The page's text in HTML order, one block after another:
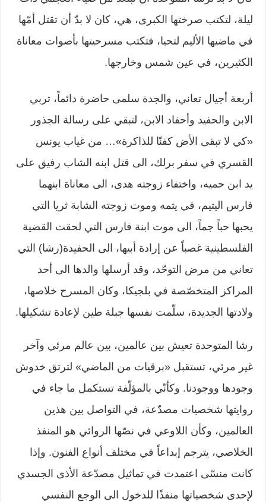
ليلة، لتكتب صرختها الكبرى، هي، كان لا بدّ أن تقتل أمّها
في ماضيها الأليم لتحيا، فتكتب مسرحيتها بأصوات معاناة
الكثيرين، في عين شمس وخارجها.
أربعة أجيال تعاني، والجدة سلمى حاضرة دائماً، تربي
الابن والحفيد وأحفاد الابن، لتبقي على رسالة الجذور
«كي لا تبقى الأض كفنًا للذاكرة»… من غياب يونس
القسري في سفر برلك، الى قتل ابنه الشاب رفيق على
يد ابن حميه، واختفاء زوجته هدى، الى معاناة ابنهما
فارس اليتيم، في يتمه وموت زوجته الشابة ثريا التي
يحبها حباً جماً، الى موت ابنة فارس التي لحقت القضية
الفلسطينية غصباً عن إرادة أبيها، الى الحفيدة(رشا) التي
تعاني من مرض التوحّد، وقد أرسلها والدها الى أحد
المراكز المتخصّصة في بلجيكا، وكان المسرح خلاصها،
ولادتها الجديدة، سلّمت نفسها جبلة طين لإعادة تشكيلها.
رشا المتوحدة تعيش بين عالمين، بين عالم مرئي وآخر
غير مرئي، تستقبل «برقيات من الماضي» لترتق خدوش
وجودها ووجودنا. وكأنّي بالمؤلّفة تستكمل ما جاء في
روايتها شخصيات مصدّعة، في التواصل بين هذين
العالمين، وكأن اللاوعي في نصّها الروائي هو المنفذ
الخلاصي، يترجم إبداعاً في مختلف أنواع الفنون. وإذا
كانت منسّى اعتمدت في تماثيل مصدّعة الأذى الجسدي
لإحدى شخصياتها منفذًا للدخول الى الوجع النفسي